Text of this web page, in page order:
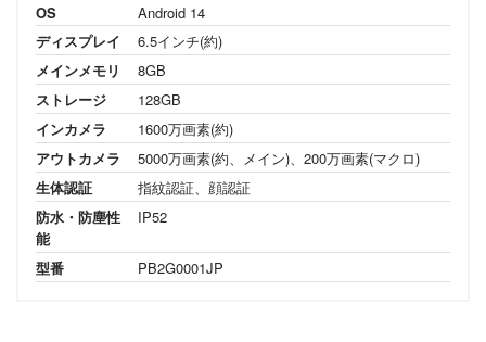
OS
Android 14
ディスプレイ
6.5インチ(約)
メインメモリ
8GB
ストレージ
128GB
インカメラ
1600万画素(約)
アウトカメラ
5000万画素(約、メイン)、200万画素(マクロ)
生体認証
指紋認証、顔認証
防水・防塵性
能
IP52
型番 PB2G0001JP